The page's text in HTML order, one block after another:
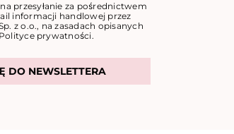
przesyłanie za pośrednictwem
informacji handlowej przez
z o.o., na zasadach opisanych
Polityce prywatności.
DO NEWSLETTERA